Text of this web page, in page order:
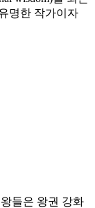
명한 작가이자
들은 왕권 강화